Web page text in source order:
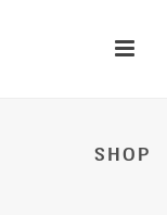
SHOP